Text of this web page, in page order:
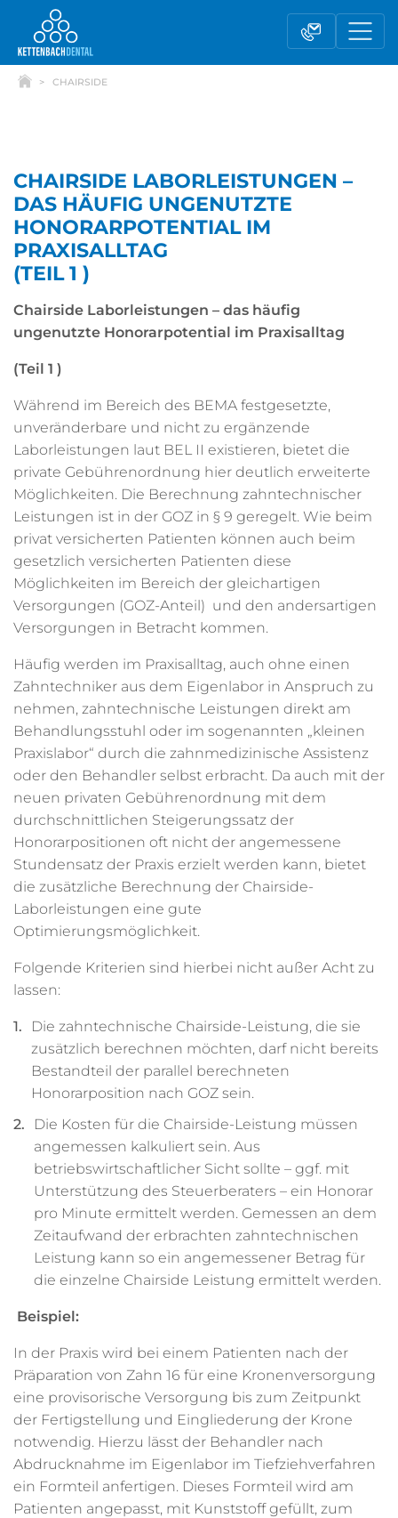
CHAIRSIDE
CHAIRSIDE LABORLEISTUNGEN –
DAS HÄUFIG UNGENUTZTE
HONORARPOTENTIAL IM
PRAXISALLTAG
(TEIL 1 )
Chairside Laborleistungen – das häufig
ungenutzte Honorarpotential im Praxisalltag
(Teil 1 )
Während im Bereich des BEMA festgesetzte,
unveränderbare und nicht zu ergänzende
Laborleistungen laut BEL II existieren, bietet die
private Gebührenordnung hier deutlich erweiterte
Möglichkeiten. Die Berechnung zahntechnischer
Leistungen ist in der GOZ in § 9 geregelt. Wie beim
privat versicherten Patienten können auch beim
gesetzlich versicherten Patienten diese
Möglichkeiten im Bereich der gleichartigen
Versorgungen (GOZ-Anteil) und den andersartigen
Versorgungen in Betracht kommen.
Häufig werden im Praxisalltag, auch ohne einen
Zahntechniker aus dem Eigenlabor in Anspruch zu
nehmen, zahntechnische Leistungen direkt am
Behandlungsstuhl oder im sogenannten „kleinen
Praxislabor“ durch die zahnmedizinische Assistenz
oder den Behandler selbst erbracht. Da auch mit der
neuen privaten Gebührenordnung mit dem
durchschnittlichen Steigerungssatz der
Honorarpositionen oft nicht der angemessene
Stundensatz der Praxis erzielt werden kann, bietet
die zusätzliche Berechnung der Chairside-
Laborleistungen eine gute
Optimierungsmöglichkeit.
Folgende Kriterien sind hierbei nicht außer Acht zu
lassen:
Die zahntechnische Chairside-Leistung, die sie
zusätzlich berechnen möchten, darf nicht bereits
Bestandteil der parallel berechneten
Honorarposition nach GOZ sein.
Die Kosten für die Chairside-Leistung müssen
angemessen kalkuliert sein. Aus
betriebswirtschaftlicher Sicht sollte – ggf. mit
Unterstützung des Steuerberaters – ein Honorar
pro Minute ermittelt werden. Gemessen an dem
Zeitaufwand der erbrachten zahntechnischen
Leistung kann so ein angemessener Betrag für
die einzelne Chairside Leistung ermittelt werden.
Beispiel:
In der Praxis wird bei einem Patienten nach der
Präparation von Zahn 16 für eine Kronenversorgung
eine provisorische Versorgung bis zum Zeitpunkt
der Fertigstellung und Eingliederung der Krone
notwendig. Hierzu lässt der Behandler nach
Abdrucknahme im Eigenlabor im Tiefziehverfahren
ein Formteil anfertigen. Dieses Formteil wird am
Patienten angepasst, mit Kunststoff gefüllt, zum